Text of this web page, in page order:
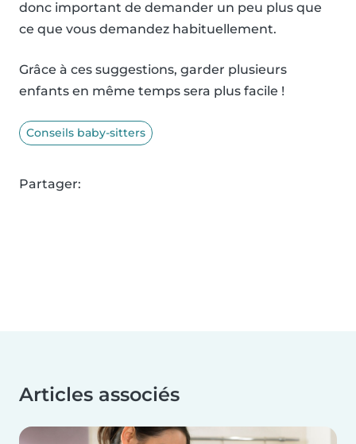
donc important de demander un peu plus que
ce que vous demandez habituellement.
Grâce à ces suggestions, garder plusieurs
enfants en même temps sera plus facile !
Conseils baby-sitters
Partager:
Articles associés